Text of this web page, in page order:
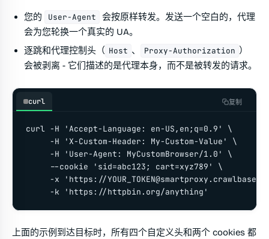
您的 User-Agent
会按原样转发。发送一个空白的，代理
会为您轮换一个真实的 UA。
逐跳和代理控制头（ Host 、 Proxy-Authorization ）
会被剥离 - 它们描述的是代理本身，而不是被转发的请求。
curl 复制
curl -H 'Accept-Language: en-US,en;q=0.9' \
     -H 'X-Custom-Header: My-Custom-Value' \
     -H 'User-Agent: MyCustomBrowser/1.0' \
     --cookie 'sid=abc123; cart=xyz789' \
     -x 'https://
     -k 'https://httpbin.org/anything'
上面的示例到达目标时，所有四个自定义头和两个 cookies 都